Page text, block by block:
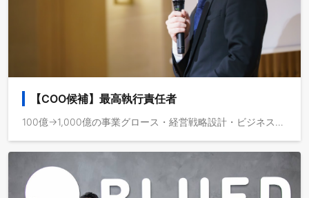
【COO候補】最高執行責任者
100億→1,000億の事業グロース・経営戦略設計・ビジネス遂行全般を担当いただくCOO候補を募集いたします。 ◆求人概要 日本最大級の留学メディア事業、インバウンド留学メディア事業、訪日旅行メディアコマース事業、欧米層向け日本語スクール事業いずれかのPL責任を持ち、事業をグロースしていただくポジションです。 留学メディア事業は、二桁億から三桁億へスケールフェーズ、インバウンド留学メディア事業は二桁億へのスケールフェーズ、訪日旅行メディアコマース事業・欧米層向け日本語スクール事業は立ち上げフェーズです。 ◆業務イメージ - 戦略、経営企画、事業提携、財務など事業計画達成に必要な業務全て - 事業部全体の組織と数字のマネジメント - 組織スケールのための採用、オンボーディング、教育制度設計 - 海外支社立ち上げから現地採用、オペレーション構築 ＝＝＝採用情報まとめ＝＝＝ ▼代表メッセージ：採用候補者さまへの手紙 https://bit.ly/3umwP28 ▼代表インタビュー：“映像メディア”が、新たな事業家集団を創る https://bit.ly/48HygXQ ▼会社紹介資料 https://bit.ly/3Mid5Am